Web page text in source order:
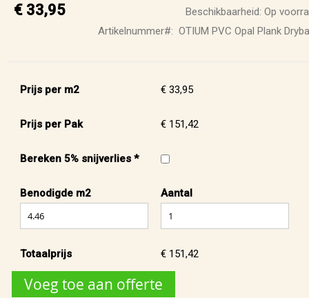
€ 33,95 Beschikbaarheid: Op
Artikelnummer
OTIUM PVC Opal Plank
Prijs per m2 € 33,95
Prijs per Pak € 151,42
Bereken 5% snijverlies *
Benodigde m2 Aantal
Totaalprijs € 151,42
Voeg toe aan offerte